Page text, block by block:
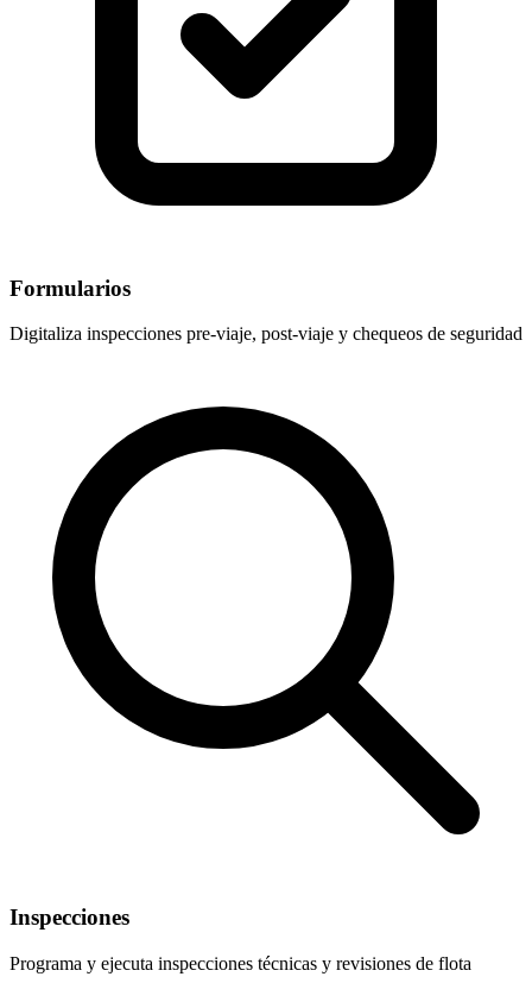
Formularios
Digitaliza inspecciones pre-viaje, post-viaje y chequeos de seguridad
Inspecciones
Programa y ejecuta inspecciones técnicas y revisiones de flota